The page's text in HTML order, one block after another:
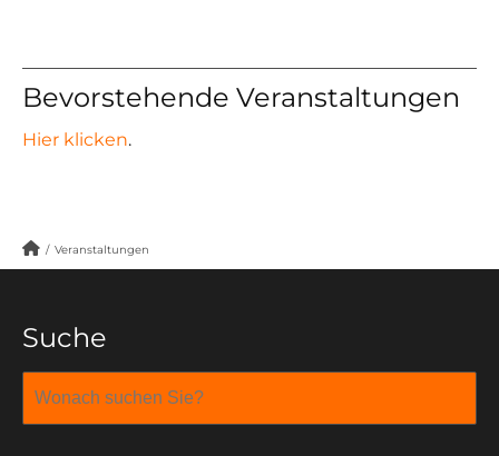
Bevorstehende Veranstaltungen
Hier klicken.
/ Veranstaltungen
Suche